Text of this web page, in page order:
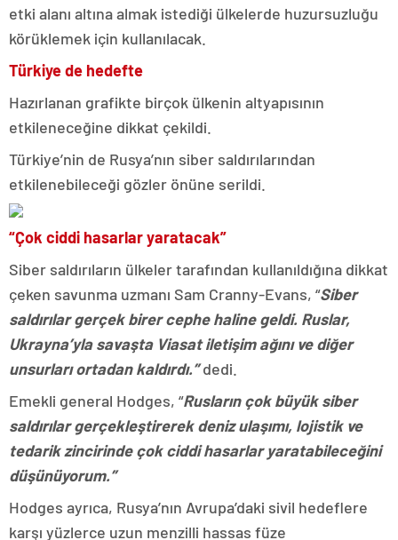
etki alanı altına almak istediği ülkelerde huzursuzluğu
körüklemek için kullanılacak.
Türkiye de hedefte
Hazırlanan grafikte birçok ülkenin altyapısının
etkileneceğine dikkat çekildi.
Türkiye’nin de Rusya’nın siber saldırılarından
etkilenebileceği gözler önüne serildi.
“Çok ciddi hasarlar yaratacak”
Siber saldırıların ülkeler tarafından kullanıldığına dikkat
çeken savunma uzmanı Sam Cranny-Evans, “Siber
saldırılar gerçek birer cephe haline geldi. Ruslar,
Ukrayna’yla savaşta Viasat iletişim ağını ve diğer
unsurları ortadan kaldırdı.”dedi.
Emekli general Hodges, “Rusların çok büyük siber
saldırılar gerçekleştirerek deniz ulaşımı, lojistik ve
tedarik zincirinde çok ciddi hasarlar yaratabileceğini
düşünüyorum.”
Hodges ayrıca, Rusya’nın Avrupa’daki sivil hedeflere
karşı yüzlerce uzun menzilli hassas füze